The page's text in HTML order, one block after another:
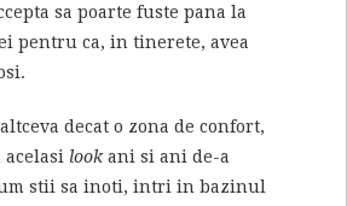
sa poarte fuste pana la
pentru ca, in tinerete, avea
decat o zona de confort,
acelasi lookani si ani de-a
stii sa inoti, intri in bazinul